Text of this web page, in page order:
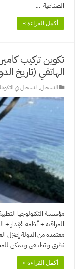
الصناعية …
أكمل القراءة »
تكوين تركيب
الهاتفي (تاريخ الدورة: 8
التسجيل,التسجيل في
المراقبة + أنظمة
معتمدة من الدولة إعتزل
نظري و تطبيقي و يمكن
أكمل القراءة »